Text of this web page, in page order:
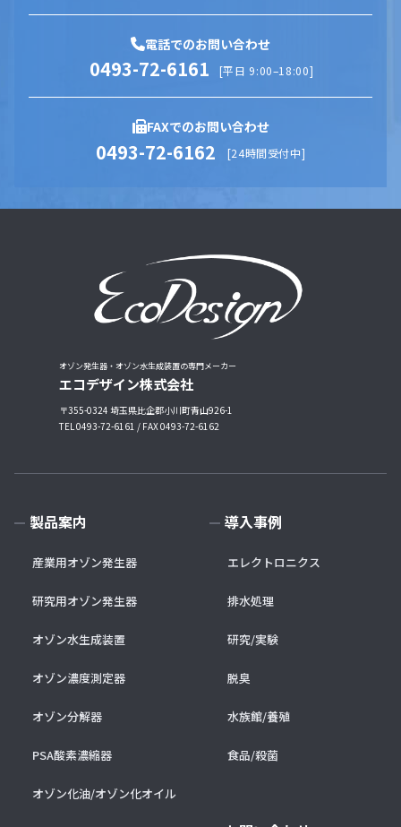
電話でのお問い合わせ
0493-72-6161 [平日 9:00–18:00]
FAXでのお問い合わせ
0493-72-6162 [24時間受付中]
オゾン発生器・オゾン水生成装置の専門メーカー
エコデザイン株式会社
〒355-0324 埼玉県比企郡小川町青山926-1
TEL 0493-72-6161 / FAX 0493-72-6162
製品案内
産業用オゾン発生器
研究用オゾン発生器
オゾン水生成装置
オゾン濃度測定器
オゾン分解器
PSA酸素濃縮器
オゾン化油/オゾン化オイル
導入事例
エレクトロニクス
排水処理
研究/実験
脱臭
水族館/養殖
食品/殺菌